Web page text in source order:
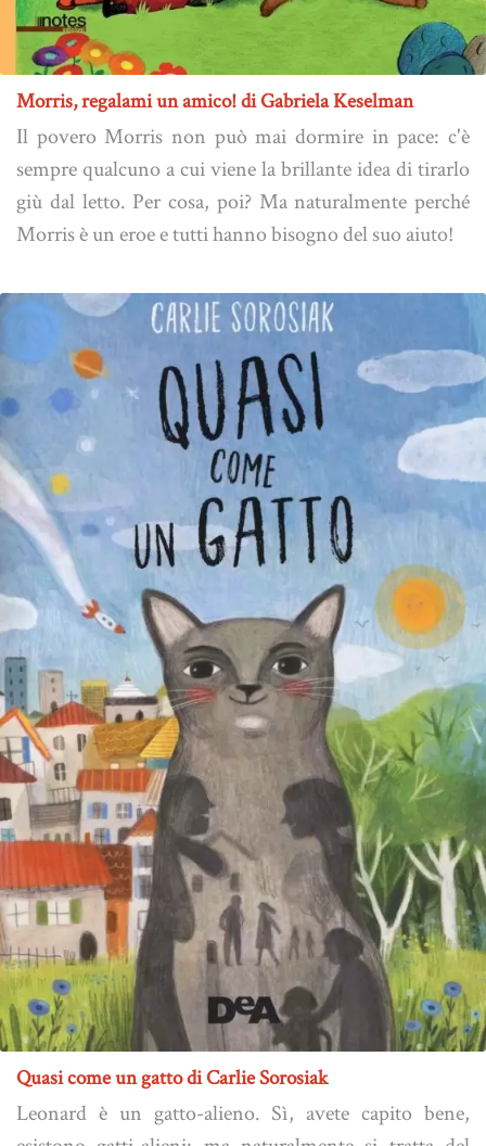
Morris, regalami un amico! di Gabriela Keselman
Il povero Morris non può mai dormire in pace: c'è
sempre qualcuno a cui viene la brillante idea di tirarlo
giù dal letto. Per cosa, poi? Ma naturalmente perché
Morris è un eroe e tutti hanno bisogno del suo aiuto!
Quasi come un gatto di Carlie Sorosiak
Leonard è un gatto-alieno. Sì, avete capito bene,